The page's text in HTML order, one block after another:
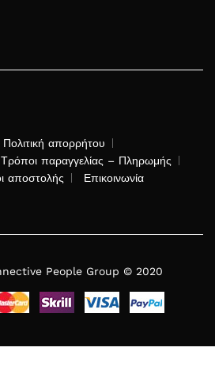
Πολιτική απορρήτου
Τρόποι παραγγελίας – Πληρωμής
αποστολής Επικοινωνία
People Group © 2020